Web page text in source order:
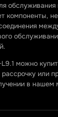
компоненты,
можно
или
в нашем